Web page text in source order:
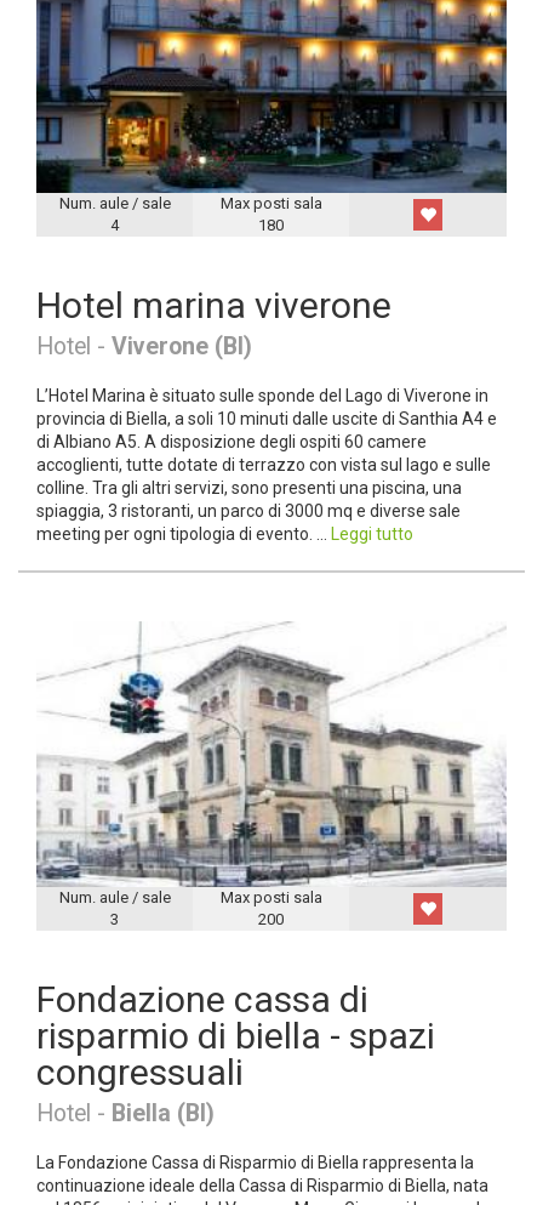
Num. aule / sale
4
Max posti sala
180
Hotel marina viverone
Hotel - Viverone (BI)
L’Hotel Marina è situato sulle sponde del Lago di Viverone in
provincia di Biella, a soli 10 minuti dalle uscite di Santhia A4 e
di Albiano A5. A disposizione degli ospiti 60 camere
accoglienti, tutte dotate di terrazzo con vista sul lago e sulle
colline. Tra gli altri servizi, sono presenti una piscina, una
spiaggia, 3 ristoranti, un parco di 3000 mq e diverse sale
meeting per ogni tipologia di evento. ...
Leggi tutto
Num. aule / sale
3
Max posti sala
200
Fondazione cassa di
risparmio di biella - spazi
congressuali
Hotel - Biella (BI)
La Fondazione Cassa di Risparmio di Biella rappresenta la
continuazione ideale della Cassa di Risparmio di Biella, nata